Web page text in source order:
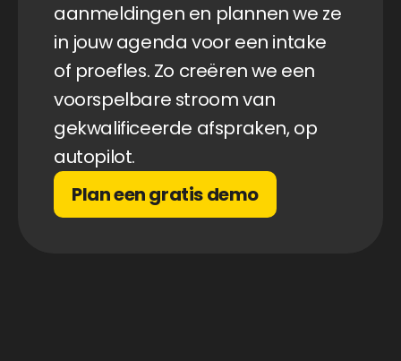
aanmeldingen en plannen we ze
in jouw agenda voor een intake
of proefles. Zo creëren we een
voorspelbare stroom van
gekwalificeerde afspraken, op
autopilot.
Plan een gratis demo